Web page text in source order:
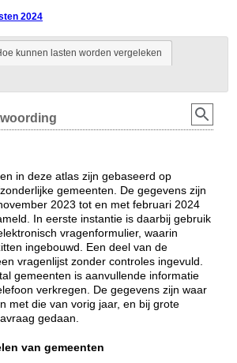
2024
kunnen lasten worden vergeleken
in deze atlas zijn gebaseerd op
gemeenten. De gegevens zijn
2023 tot en met februari 2024
In eerste instantie is daarbij gebruik
vragenformulier, waarin
ingebouwd. Een deel van de
vragenlijst zonder controles ingevuld.
gemeenten is aanvullende informatie
verkregen. De gegevens zijn waar
met die van vorig jaar, en bij grote
gedaan.
van gemeenten